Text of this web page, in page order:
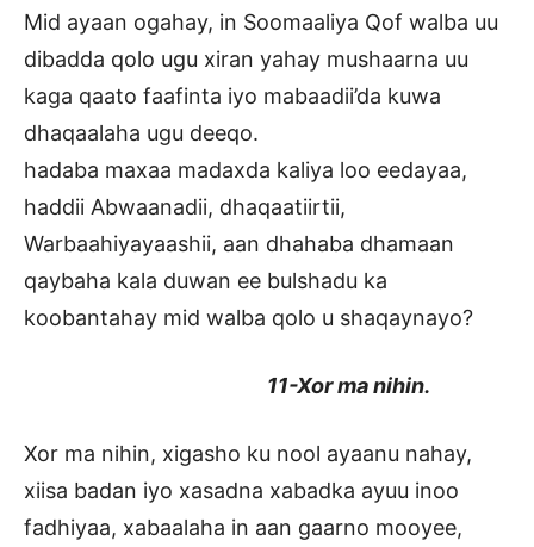
Mid ayaan ogahay, in Soomaaliya Qof walba uu
dibadda qolo ugu xiran yahay mushaarna uu
kaga qaato faafinta iyo mabaadii’da kuwa
dhaqaalaha ugu deeqo.
hadaba maxaa madaxda kaliya loo eedayaa,
haddii Abwaanadii, dhaqaatiirtii,
Warbaahiyayaashii, aan dhahaba dhamaan
qaybaha kala duwan ee bulshadu ka
koobantahay mid walba qolo u shaqaynayo?
11-Xor ma nihin.
Xor ma nihin, xigasho ku nool ayaanu nahay,
xiisa badan iyo xasadna xabadka ayuu inoo
fadhiyaa, xabaalaha in aan gaarno mooyee,